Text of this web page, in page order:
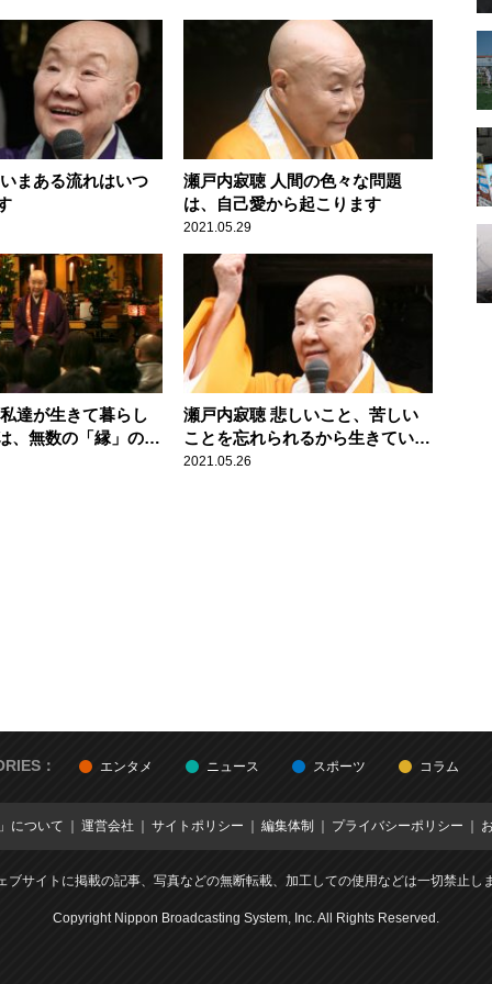
まある流れはいつ
瀬戸内寂聴 人間の色々な問題
は、自己愛から起こります
2021.05.29
達が生きて暮らし
、無数の「縁」のお
瀬戸内寂聴 悲しいこと、苦しい
ことを忘れられるから生きていけ
るのです
2021.05.26
： エンタメ ニュース スポーツ コラム
について 運営会社 サイトポリシー 編集体制 プライバシーポリシー
ブサイトに掲載の記事、写真などの無断転載、加工しての使用などは一切禁止し
Copyright Nippon Broadcasting System, Inc. All Rights Reserved.